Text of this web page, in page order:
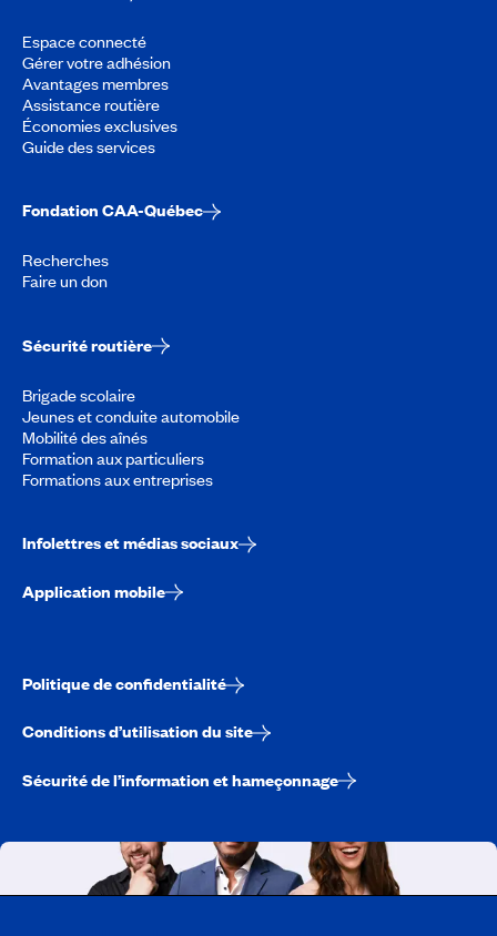
Espace connecté
Gérer votre adhésion
Avantages membres
Assistance routière
Économies exclusives
Guide des services
Fondation CAA-Québec
Recherches
Faire un don
Sécurité routière
Brigade scolaire
Jeunes et conduite automobile
Mobilité des aînés
Formation aux particuliers
Formations aux entreprises
Infolettres et médias sociaux
Application mobile
Politique de confidentialité
Conditions d’utilisation du site
Sécurité de l’information et hameçonnage